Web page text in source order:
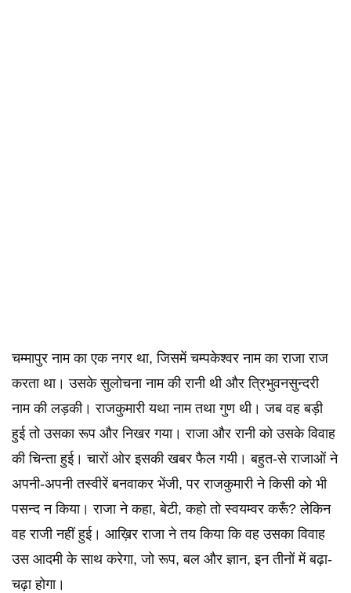
चम्मापुर नाम का एक नगर था, जिसमें चम्पकेश्वर नाम का राजा राज
करता था। उसके सुलोचना नाम की रानी थी और त्रिभुवनसुन्दरी
नाम की लड़की। राजकुमारी यथा नाम तथा गुण थी। जब वह बड़ी
हुई तो उसका रूप और निखर गया। राजा और रानी को उसके विवाह
की चिन्ता हुई। चारों ओर इसकी खबर फैल गयी। बहुत-से राजाओं ने
अपनी-अपनी तस्वीरें बनवाकर भेंजी, पर राजकुमारी ने किसी को भी
पसन्द न किया। राजा ने कहा, बेटी, कहो तो स्वयम्वर करूँ? लेकिन
वह राजी नहीं हुई। आख़िर राजा ने तय किया कि वह उसका विवाह
उस आदमी के साथ करेगा, जो रूप, बल और ज्ञान, इन तीनों में बढ़ा-
चढ़ा होगा।